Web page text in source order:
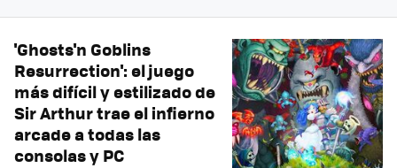
'Ghosts'n Goblins
Resurrection': el juego
más difícil y estilizado de
Sir Arthur trae el infierno
arcade a todas las
consolas y PC